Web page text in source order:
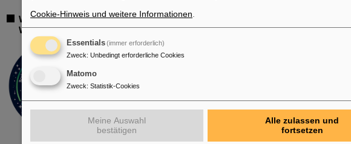
Wie verhält sich das Gehirn im Weltraum? – Erfolgreiche Experimente von GSI/
Wissenschaftler*innen auf unbemanntem DLR-Forschungsraketenflug
Um den Einfluss von Schwerelosigkeit und Weltraumstrahlung auf das
untersuchen, haben ein Forschungsteam von GSI/FAIR vor Kurzem
Schroeder und ihre Doktorandin Kim Knorr aus der Abteilung Biophysik
es erstmals, sogenannte Gehirnorganoide in eine Höhe von 265
Mehr »
Cookie-Hinweis und weitere Informationen
Essentials(immer erforderlich)
Zweck: Unbedingt erforderliche Cookies
Matomo
Zweck: Statistik-Cookies
Meine Auswahl
bestätigen
Alle zulassen und
fortsetzen